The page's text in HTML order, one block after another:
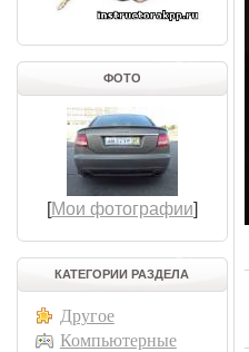
ФОТО
[Мои фотографии]
КАТЕГОРИИ РАЗДЕЛА
Другое
Компьютерные